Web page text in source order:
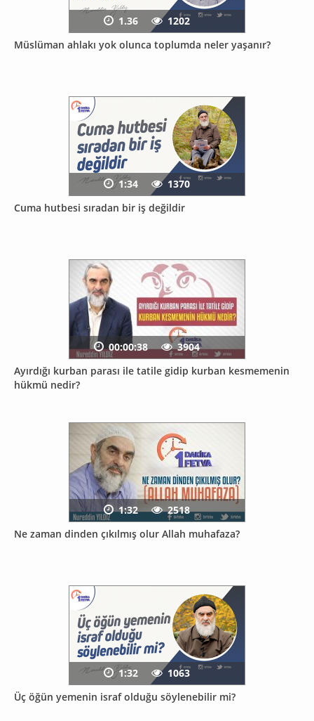
Müslüman ahlakı yok olunca toplumda neler yaşanır?
1.36 1202
Cuma hutbesi sıradan bir iş değildir
1:34 1370
Ayırdığı kurban parası ile tatile gidip kurban kesmemenin
hükmü nedir?
00:00:38 3904
Ne zaman dinden çıkılmış olur Allah muhafaza?
1:32 2518
Üç öğün yemenin israf olduğu söylenebilir mi?
1:32 1063